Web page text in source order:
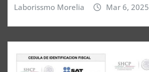
Laborissmo Morelia Mar 6, 2025